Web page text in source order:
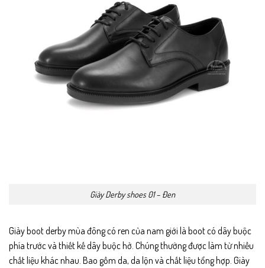
Giày Derby shoes 01 – Đen
Giày boot derby mùa đông có ren của nam giới là boot có dây buộc
phía trước và thiết kế dây buộc hở. Chúng thường được làm từ nhiều
chất liệu khác nhau. Bao gồm da, da lộn và chất liệu tổng hợp. Giày